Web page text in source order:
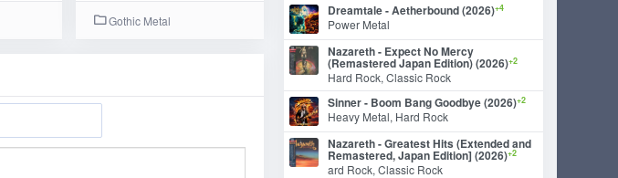
Gothic Metal
Dreamtale - Aetherbound (2026)+4
Power Metal
Nazareth - Expect No Mercy
(Remastered Japan Edition) (2026)+2
Hard Rock, Classic Rock
Sinner - Boom Bang Goodbye (2026)+2
Heavy Metal, Hard Rock
Nazareth - Greatest Hits (Extended and
Remastered, Japan Edition] (2026)+2
ard Rock, Classic Rock